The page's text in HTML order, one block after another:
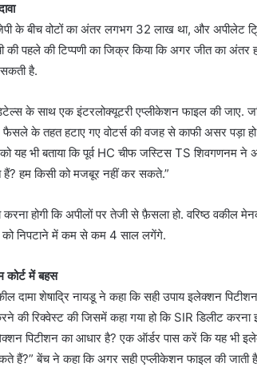
के बीच वोटों का अंतर लगभग 32 लाख था, और
की पहले की टिप्पणी का जिक्र किया कि अगर जीत का अंतर
है.
के साथ एक इंटरलोक्यूटरी एप्लीकेशन फाइल की जाए.
के तहत हटाए गए वोटर्स की वजह से काफी असर पड़ा
को यह भी बताया कि पूर्व HC चीफ जस्टिस TS शिवगणनम
हैं? हम किसी को मजबूर नहीं कर सकते.”
होगी कि अपीलों पर तेजी से फ़ैसला हो. वरिष्ठ वकील
को निपटाने में कम से कम 4 साल लगेंगे.
कोर्ट में बहस
दामा शेषाद्रि नायडू ने कहा कि सही उपाय इलेक्शन
की रिक्वेस्ट की जिसमें कहा गया हो कि SIR डिलीट
पिटीशन का आधार है? एक ऑर्डर पास करें कि यह भी
हैं?” बेंच ने कहा कि अगर सही एप्लीकेशन फाइल की जाती